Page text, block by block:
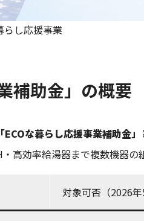
らし応援事業
補助金」の概要
「ECOな暮らし応援事業補助金」
高効率給湯器まで複数機器の
対象可否（2026年